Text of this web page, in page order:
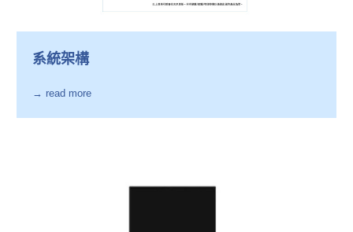
系統架構
→ read more